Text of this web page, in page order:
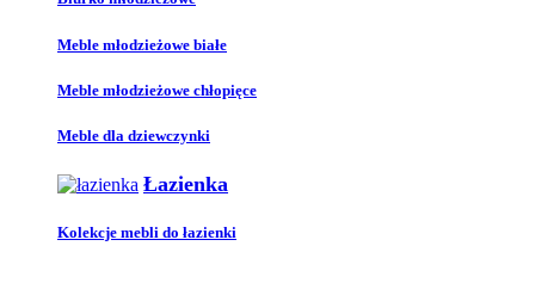
Meble młodzieżowe białe
Meble młodzieżowe chłopięce
Meble dla dziewczynki
Łazienka
Kolekcje mebli do łazienki